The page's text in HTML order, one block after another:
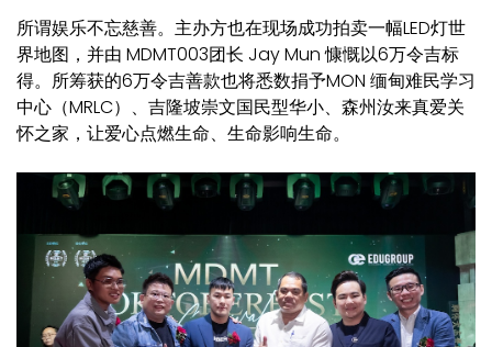
所谓娱乐不忘慈善。主办方也在现场成功拍卖一幅LED灯世
界地图，并由 MDMT003团长 Jay Mun 慷慨以6万令吉标
得。所筹获的6万令吉善款也将悉数捐予MON 缅甸难民学习
中心（MRLC）、吉隆坡崇文国民型华小、森州汝来真爱关
怀之家，让爱心点燃生命、生命影响生命。